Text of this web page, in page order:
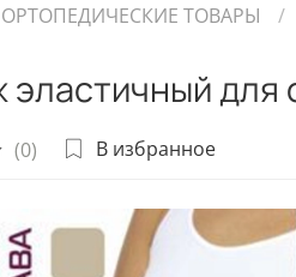
ОРТОПЕДИЧЕСКИЕ ТОВАРЫ
эластичный
(0) В избранное